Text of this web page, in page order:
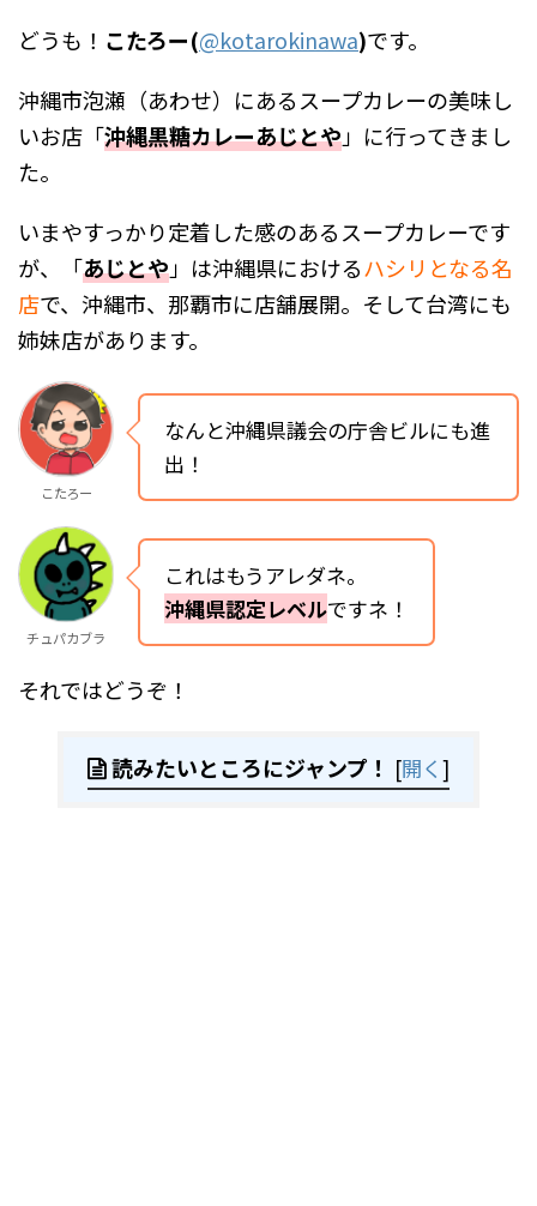
どうも！ こたろー(@kotarokinawa)です。
沖縄市泡瀬（あわせ）にあるスープカレーの美味し
いお店「沖縄黒糖カレーあじとや」に行ってきまし
た。
いまやすっかり定着した感のあるスープカレーです
が、「あじとや」は沖縄県におけるハシリとなる名
店で、沖縄市、那覇市に店舗展開。そして台湾にも
姉妹店があります。
こたろー
なんと沖縄県議会の庁舎ビルにも進
出！
チュパカブラ
これはもうアレダネ。
沖縄県認定レベルですネ！
それではどうぞ！
読みたいところにジャンプ！ [開く ]